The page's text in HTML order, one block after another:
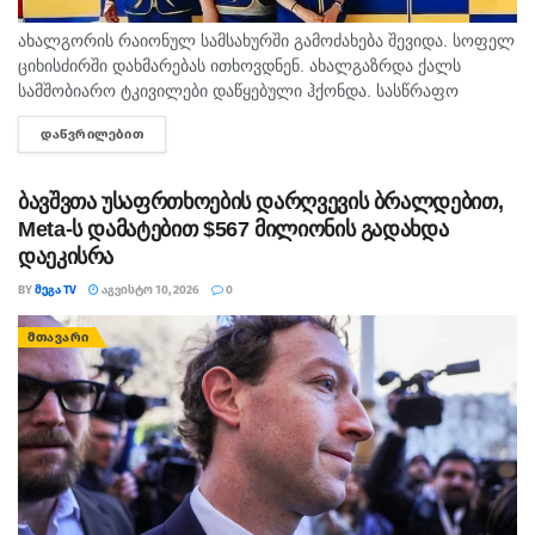
ახლა, რაც მოხდა, იმაზე.
ახალგორის რაიონულ სამსახურში გამოძახება შევიდა. სოფელ
ციხისძირში დახმარებას ითხოვდნენ. ახალგაზრდა ქალს
სამშობიარო ტკივილები დაწყებული ჰქონდა. სასწრაფო
სამედიცინო დახმარების ბრიგადის ადგილზე მისვლისას
მეხუთე შვილის მომლოდინე ორსული დახვდათ, რომელსაც
ᲓᲐᲬᲕᲠᲘᲚᲔᲑᲘᲗ
ბავშვთა უსაფრთხოების დარღვევის ბრალდებით,
Meta-ს დამატებით $567 მილიონის გადახდა
დაეკისრა
BYᲛᲔᲒᲐ TV ᲐᲒᲕᲘᲡᲢᲝ 10, 2026 0
ᲛᲗᲐᲕᲐᲠᲘ